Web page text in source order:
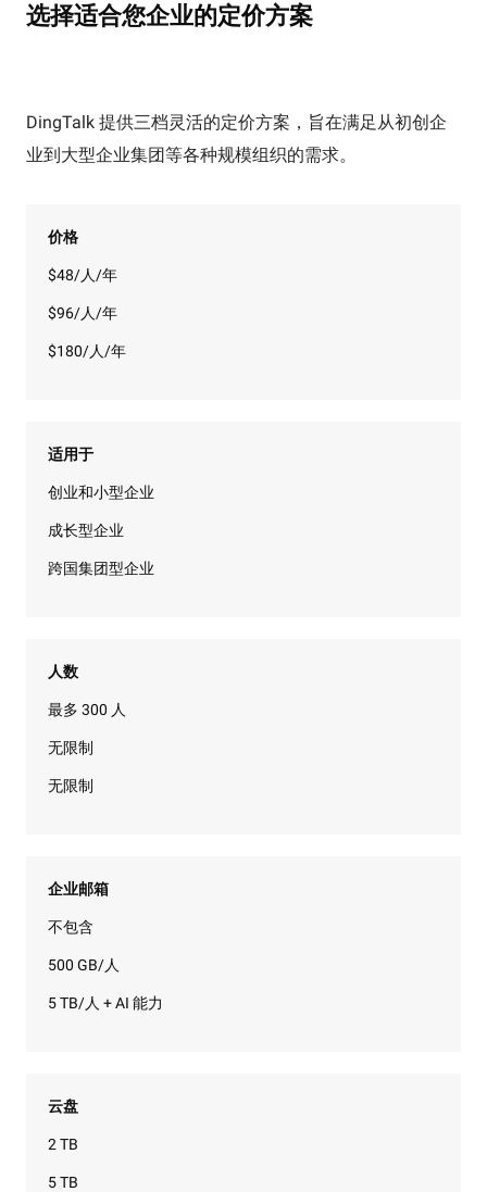
选择适合您企业的定价方案
DingTalk 提供三档灵活的定价方案，旨在满足从初创企
业到大型企业集团等各种规模组织的需求。
价格
$48/人/年
$96/人/年
$180/人/年
适用于
创业和小型企业
成长型企业
跨国集团型企业
人数
最多 300 人
无限制
无限制
企业邮箱
不包含
500 GB/人
5 TB/人 + AI 能力
云盘
2 TB
5 TB